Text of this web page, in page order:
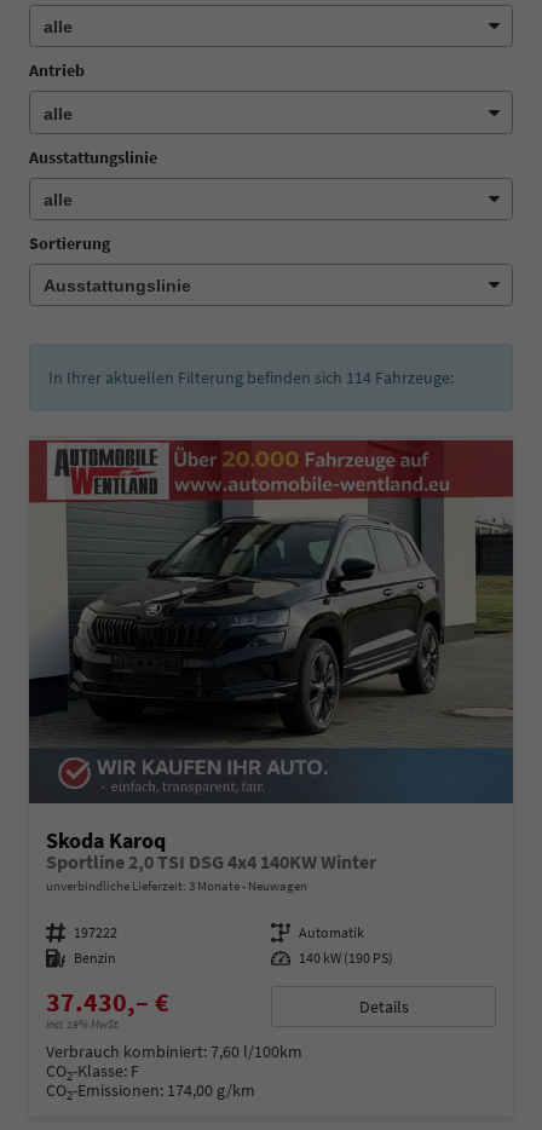
Antrieb
Ausstattungslinie
Sortierung
In Ihrer aktuellen Filterung befinden sich 114 Fahrzeuge:
Skoda Karoq
Sportline 2,0 TSI DSG 4x4 140KW Winter
unverbindliche Lieferzeit: 3 Monate Neuwagen
Fahrzeugnummer 197222 Getriebe Automatik
Kraftstoff Benzin Leistung 140 kW (190 PS)
37.430,– €
incl. 19% MwSt.
Details
Verbrauch kombiniert:7,60 l/100km
CO2-Klasse: F
CO2-Emissionen: 174,00 g/km